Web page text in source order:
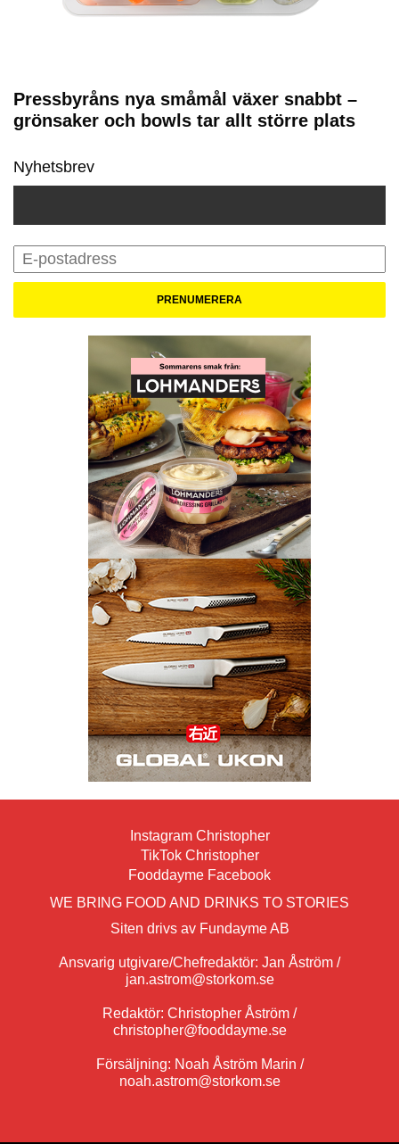
Pressbyråns nya småmål växer snabbt –
grönsaker och bowls tar allt större plats
Nyhetsbrev
Instagram Christopher
TikTok Christopher
Fooddayme Facebook
WE BRING FOOD AND DRINKS TO STORIES
Siten drivs av Fundayme AB
Ansvarig utgivare/Chefredaktör: Jan Åström /
jan.astrom@storkom.se
Redaktör: Christopher Åström /
christopher@fooddayme.se
Försäljning: Noah Åström Marin /
noah.astrom@storkom.se